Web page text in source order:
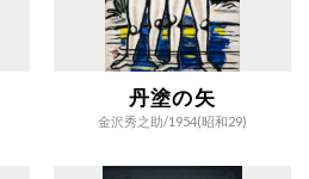
丹塗の矢
金沢秀之助/1954(昭和29)